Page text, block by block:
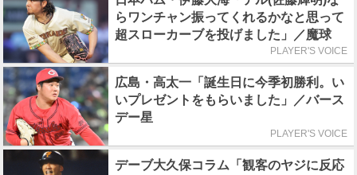
らワンチャン振ってくれるかなと思って
超スローカーブを投げました」／魔球
PLAYER'S VOICE
広島・高太一「誕生日に今季初勝利。い
いプレゼントをもらいました」／バース
デー星
PLAYER'S VOICE
デーブ大久保コラム「観客のヤジに反応